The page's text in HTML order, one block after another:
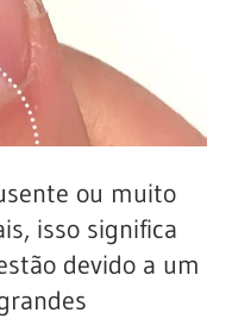
ou muito
isso significa
devido a um